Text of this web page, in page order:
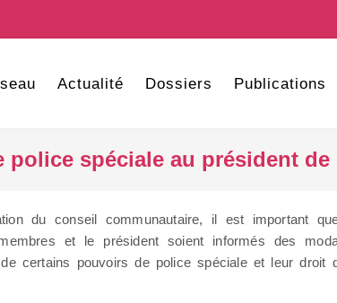
Actualité Dossiers Publications
spéciale au président de
du conseil communautaire, il est important
et le président soient informés des
certains pouvoirs de police spéciale et leur droit